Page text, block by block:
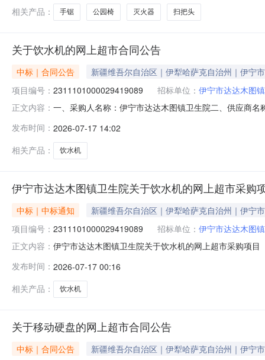
相关产品：
手锯 公园椅 灭火器 扫把头
关于饮水机的网上超市合同公告
中标｜合同公告
新疆维吾尔自治区｜伊犁哈萨克自治州｜伊宁市
项目编号： 2311101000029419089 招标单位： 伊宁市达达木图
正文内容： 一、采购人名称：伊宁市达达木图镇卫生院二、供应商
3.0018005400服务要求或标的基本概况：七、其它事项
发布时间： 2026-07-17 14:02
相关产品：
饮水机
伊宁市达达木图镇卫生院关于饮水机的网上超市采购
中标｜中标通知
新疆维吾尔自治区｜伊犁哈萨克自治州｜伊宁市
项目编号： 2311101000029419089 招标单位： 伊宁市达达木图
正文内容： 伊宁市达达木图镇卫生院关于饮水机的网上超市采购项
码:654002项目所在行政区划名称:新疆维吾尔自治区伊
发布时间： 2026-07-17 00:16
相关产品：
饮水机
关于移动硬盘的网上超市合同公告
中标｜合同公告
新疆维吾尔自治区｜伊犁哈萨克自治州｜伊宁市